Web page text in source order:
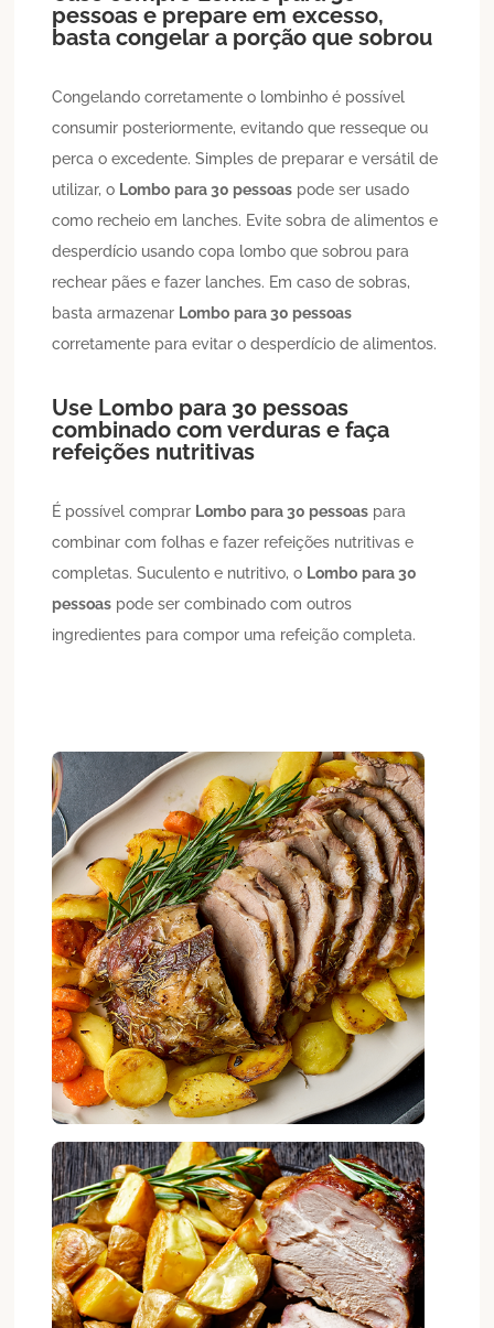
pessoas e prepare em excesso,
basta congelar a porção que sobrou
Congelando corretamente o lombinho é possível
consumir posteriormente, evitando que resseque ou
perca o excedente. Simples de preparar e versátil de
utilizar, o Lombo para 30 pessoas pode ser usado
como recheio em lanches. Evite sobra de alimentos e
desperdício usando copa lombo que sobrou para
rechear pães e fazer lanches. Em caso de sobras,
basta armazenar Lombo para 30 pessoas
corretamente para evitar o desperdício de alimentos.
Use Lombo para 30 pessoas
combinado com verduras e faça
refeições nutritivas
É possível comprar Lombo para 30 pessoas para
combinar com folhas e fazer refeições nutritivas e
completas. Suculento e nutritivo, o Lombo para 30
pessoas pode ser combinado com outros
ingredientes para compor uma refeição completa.